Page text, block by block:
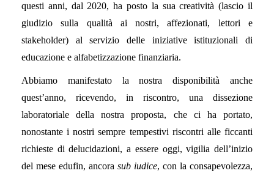
questi anni, dal 2020, ha posto la sua creatività (lascio il
giudizio sulla qualità ai nostri, affezionati, lettori e
stakeholder) al servizio delle iniziative istituzionali di
educazione e alfabetizzazione finanziaria.
Abbiamo manifestato la nostra disponibilità anche
quest’anno, ricevendo, in riscontro, una dissezione
laboratoriale della nostra proposta, che ci ha portato,
nonostante i nostri sempre tempestivi riscontri alle ficcanti
richieste di delucidazioni, a essere oggi, vigilia dell’inizio
del mese edufin, ancora sub iudice, con la consapevolezza,